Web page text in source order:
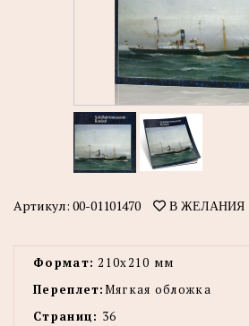
Артикул: 00-01101470 В ЖЕЛАНИЯ
Формат: 210х210 мм
Переплет:Мягкая обложка
Страниц: 36